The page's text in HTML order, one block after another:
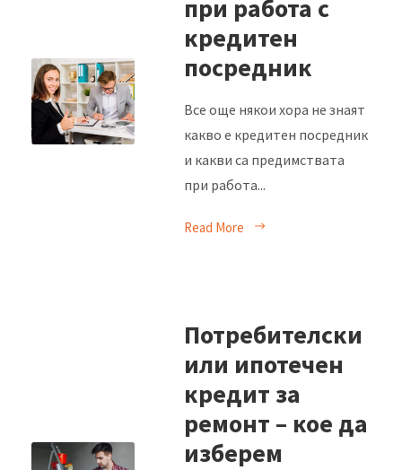
при работа с
кредитен
посредник
Все още някои хора не знаят
какво е кредитен посредник
и какви са предимствата
при работа...
Read More
Потребителски
или ипотечен
кредит за
ремонт – кое да
изберем